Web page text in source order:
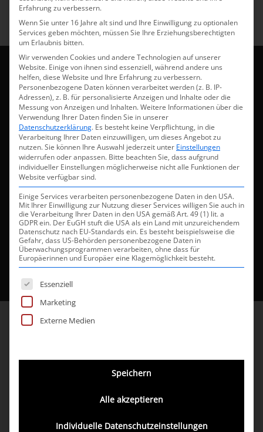
Der Weg zu ihrer Flutlichtanlage
Von der Idee bis hin zur fertigen Beleuchtung
Jetzt ansehen
Senden Sie uns Ihre Anfrage
Erfahrung zu verbessern.
Wenn Sie unter 16 Jahre alt sind und Ihre Einwilligung zu optionalen
Services geben möchten, müssen Sie Ihre Erziehungsberechtigten
um Erlaubnis bitten.
Wir verwenden Cookies und andere Technologien auf unserer
Website. Einige von ihnen sind essenziell, während andere uns
helfen, diese Website und Ihre Erfahrung zu verbessern.
Personenbezogene Daten können verarbeitet werden (z. B. IP-
Adressen), z. B. für personalisierte Anzeigen und Inhalte oder die
Messung von Anzeigen und Inhalten.Weitere Informationen über die
Verwendung Ihrer Daten finden Sie in unserer
Datenschutzerklärung. Es besteht keine Verpflichtung, in die
Verarbeitung Ihrer Daten einzuwilligen, um dieses Angebot zu
nutzen.Sie können Ihre Auswahl jederzeit unter Einstellungen
widerrufen oder anpassen. Bitte beachten Sie, dass aufgrund
individueller Einstellungen möglicherweise nicht alle Funktionen der
Website verfügbar sind.
Einige Services verarbeiten personenbezogene Daten in den USA.
Mit Ihrer Einwilligung zur Nutzung dieser Services willigen Sie auch in
die Verarbeitung Ihrer Daten in den USA gemäß Art. 49 (1) lit. a
GDPR ein. Der EuGH stuft die USA als ein Land mit unzureichendem
Datenschutz nach EU-Standards ein. Es besteht beispielsweise die
Gefahr, dass US-Behörden personenbezogene Daten in
Überwachungsprogrammen verarbeiten, ohne dass für
Europäerinnen und Europäer eine Klagemöglichkeit besteht.
Es folgt eine Liste der Service-Gruppen, für
Essenziell
Marketing
Externe Medien
Speichern
Alle akzeptieren
Individuelle Datenschutzeinstellungen